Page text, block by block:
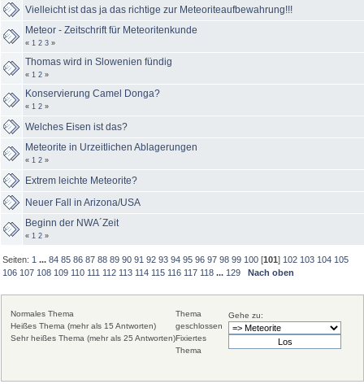
Vielleicht ist das ja das richtige zur Meteoriteaufbewahrung!!!
Meteor - Zeitschrift für Meteoritenkunde
« 1 2 3 »
Thomas wird in Slowenien fündig
« 1 2 »
Konservierung Camel Donga?
« 1 2 »
Welches Eisen ist das?
Meteorite in Urzeitlichen Ablagerungen
« 1 2 »
Extrem leichte Meteorite?
Neuer Fall in Arizona/USA
Beginn der NWA´Zeit
« 1 2 »
Seiten: 1 ...84 85 86 87 88 89 90 91 92 93 94 95 96 97 98 99 100 [101] 102 103 104 105
106 107 108 109 110 111 112 113 114 115 116 117 118 ... 129 Nach oben
Gehe zu:
Normales Thema
Heißes Thema (mehr als 15 Antworten)
Sehr heißes Thema (mehr als 25 Antworten)
Thema
geschlossen
Fixiertes
Thema